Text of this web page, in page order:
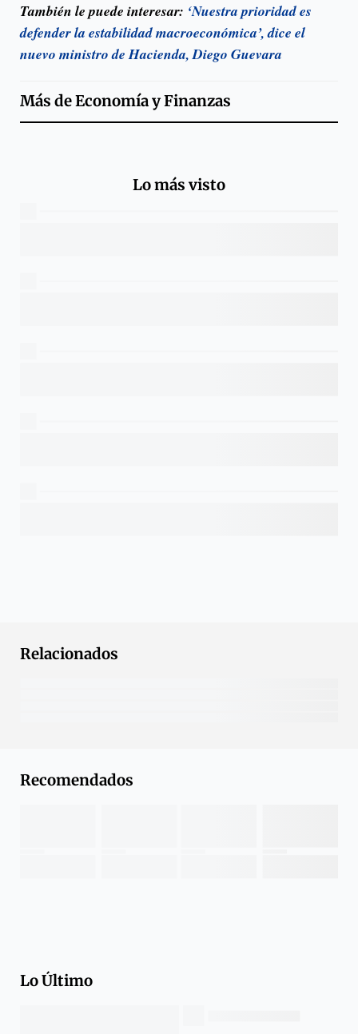
También le puede interesar: ‘Nuestra prioridad es
defender la estabilidad macroeconómica’, dice el
nuevo ministro de Hacienda, Diego Guevara
Más deEconomía y Finanzas
Lo más visto
Relacionados
Recomendados
Lo Último